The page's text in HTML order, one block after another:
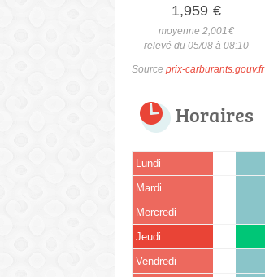
1,959 €
moyenne 2,001 €
relevé du 05/08 à 08:10
Source prix-carburants.gouv.fr
Horaires
Lundi
Mardi
Mercredi
Jeudi
Vendredi